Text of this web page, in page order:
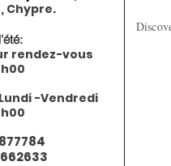
Chypre.
rendez-vous
-Vendredi